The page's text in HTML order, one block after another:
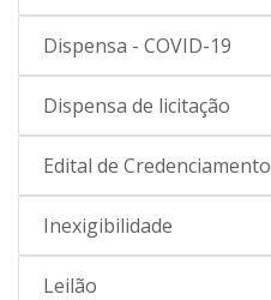
Dispensa - COVID-19
Dispensa de licitação
Edital de Credenciamento
Inexigibilidade
Leilão